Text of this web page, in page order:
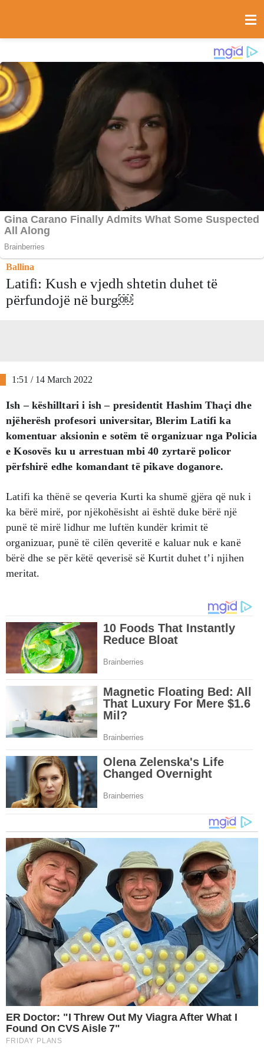
Ballina
Latifi: Kush e vjedh shtetin duhet të
përfundojë në burg￼
1:51 / 14 March 2022
Ish – këshilltari i ish – presidentit Hashim Thaçi dhe
njëherësh profesori universitar, Blerim Latifi ka
komentuar aksionin e sotëm të organizuar nga Policia
e Kosovës ku u arrestuan mbi 40 zyrtarë policor
përfshirë edhe komandant të pikave doganore.
Latifi ka thënë se qeveria Kurti ka shumë gjëra që nuk i
ka bërë mirë, por njëkohësisht ai është duke bërë një
punë të mirë lidhur me luftën kundër krimit të
organizuar, punë të cilën qeveritë e kaluar nuk e kanë
bërë dhe se për këtë qeverisë së Kurtit duhet t’i njihen
meritat.